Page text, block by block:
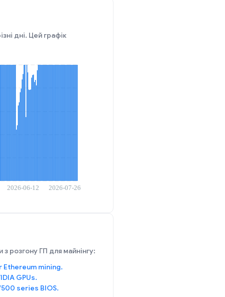
дні. Цей графік
з розгону ГП для майнінгу:
mining.
GPUs.
series BIOS.